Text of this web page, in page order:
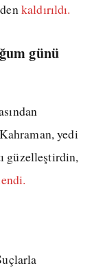
kaldırıldı.
günü
yedi
güzelleştirdin,